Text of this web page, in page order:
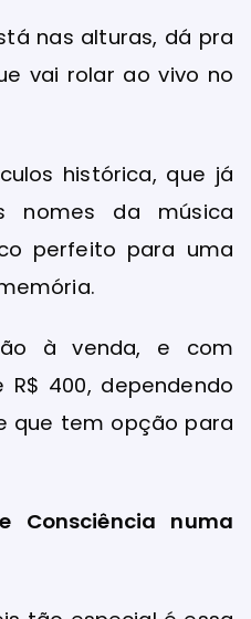
nas alturas, dá pra
vai rolar ao vivo no
histórica, que já
nomes da música
perfeito para uma
à venda, e com
400, dependendo
que tem opção para
Consciência numa